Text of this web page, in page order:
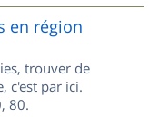
en région
trouver de
c'est par ici.
80.